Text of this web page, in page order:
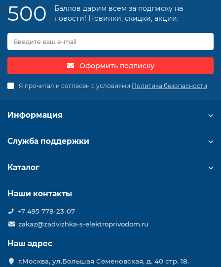
500
Баллов дарим всем за подписку на
новости! Новинки, скидки, акции.
Оформить подписку
Я прочитал и согласен с условиями Политика безопасности
Информация
Служба поддержки
Каталог
Наши контакты
+7 495 778-23-07
zakaz@zadvizhka-s-elektroprivodom.ru
Наш адрес
г.Москва, ул.Большая Семеновская, д. 40 стр. 18.